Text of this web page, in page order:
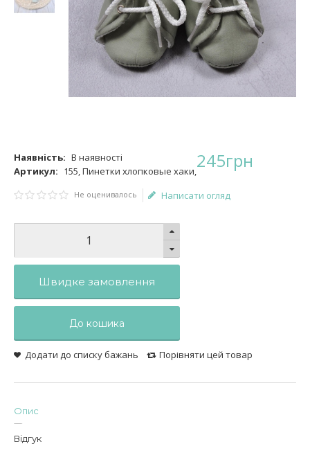
Наявність: В наявності
Артикул: 155, Пинетки хлопковые хаки,245грн
Не оценивалось Написати огляд
Швидке замовлення
До кошика
Додати до списку бажань Порівняти цей товар
Опис
Відгук